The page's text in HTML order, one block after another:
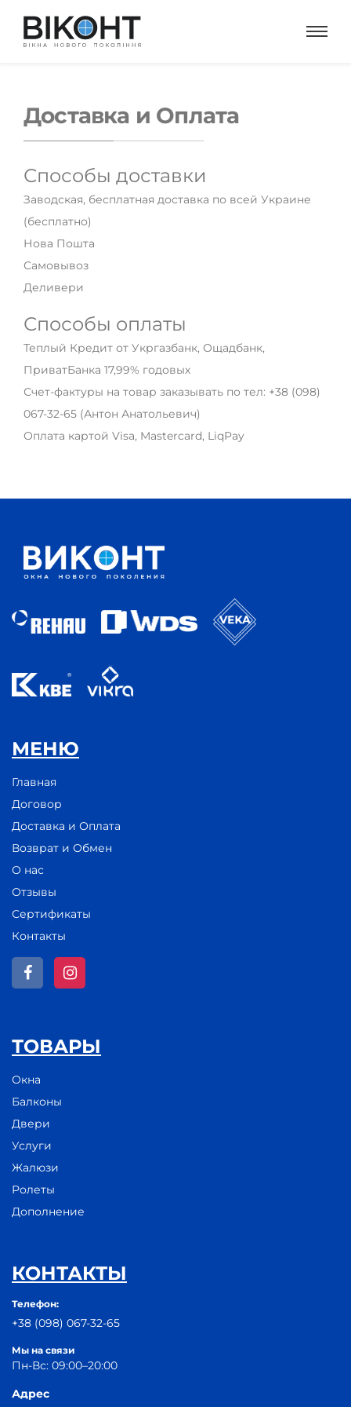
Доставка и Оплата
Способы доставки
Заводская, бесплатная доставка по всей Украине
(бесплатно)
Нова Пошта
Самовывоз
Деливери
Способы оплаты
Теплый Кредит от Укргазбанк, Ощадбанк,
ПриватБанка 17,99% годовых
Счет-фактуры на товар заказывать по тел: +38 (098)
067-32-65 (Антон Анатольевич)
Оплата картой Visa, Mastercard, LiqPay
МЕНЮ
Главная
Договор
Доставка и Оплата
Возврат и Обмен
О нас
Отзывы
Сертификаты
Контакты
ТОВАРЫ
Окна
Балконы
Двери
Услуги
Жалюзи
Ролеты
Дополнение
КОНТАКТЫ
Телефон:
+38 (098) 067-32-65
Мы на связи
Пн-Вс: 09:00–20:00
Адрес